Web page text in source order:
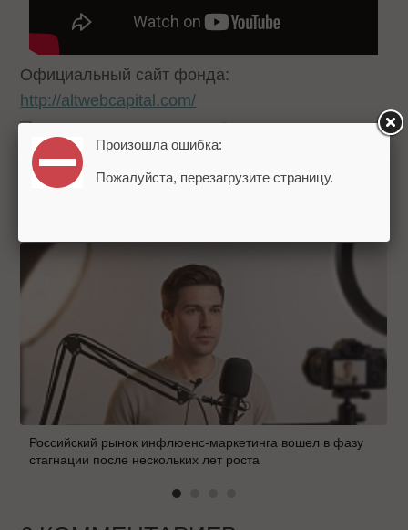
Официальный сайт фонда:
http://altwebcapital.com/
Теги: Пресс-релизы венчурный фонд ALTWeb
Capital Вебмастерам
Российский рынок инфлюенс-маркетинга вошел в фазу
стагнации после нескольких лет роста
Произошла ошибка:
Пожалуйста, перезагрузите страницу.